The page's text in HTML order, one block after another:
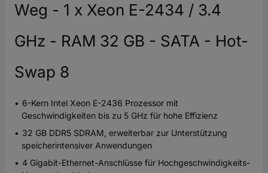
Weg - 1 x Xeon E-2434 / 3.4
GHz - RAM 32 GB - SATA - Hot-
Swap 8
6-Kern Intel Xeon E-2436 Prozessor mit
Geschwindigkeiten bis zu 5 GHz für hohe Effizienz
32 GB DDR5 SDRAM, erweiterbar zur Unterstützung
speicherintensiver Anwendungen
4 Gigabit-Ethernet-Anschlüsse für Hochgeschwindigkeits-